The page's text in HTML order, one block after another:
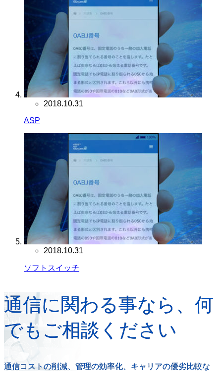
2018.10.31
ASP
2018.10.31
ソフトスイッチ
通信に関わる事なら、何
でもご相談ください
通信コストの削減、管理の効率化、キャリアの優劣比較な